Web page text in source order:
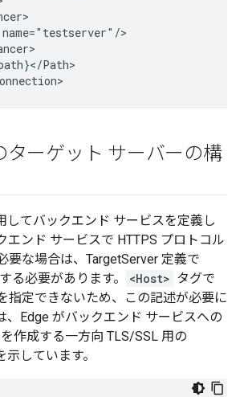
>
Path>
ターゲット サーバーの構
してバックエンド サービスを定義し
エンド サービスで HTTPS プロトコル
要な場合は、TargetServer 定義で
る必要があります。
<Host> タグで
指定できないため、この記述が必要に
、Edge がバックエンド サービスへの
作成する一方向 TLS/SSL 用の
しています。